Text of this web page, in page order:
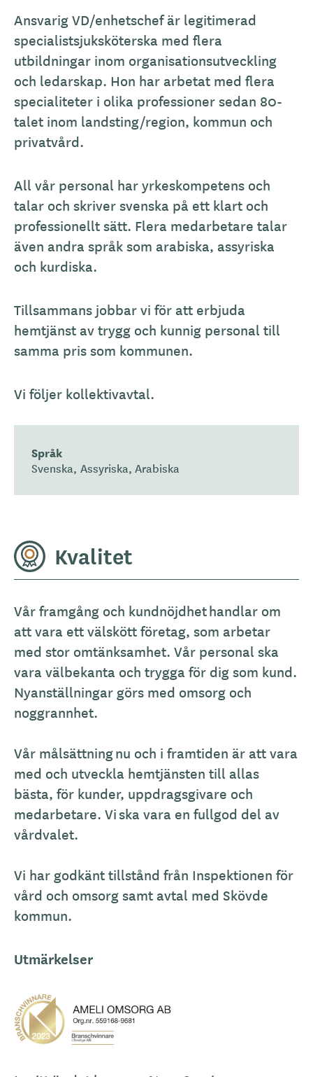
Ansvarig VD/enhetschef är legitimerad
specialistsjuksköterska med flera
utbildningar inom organisationsutveckling
och ledarskap. Hon har arbetat med flera
specialiteter i olika professioner sedan 80-
talet inom landsting/region, kommun och
privatvård.
All vår personal har yrkeskompetens och
talar och skriver svenska på ett klart och
professionellt sätt. Flera medarbetare talar
även andra språk som arabiska, assyriska
och kurdiska.
Tillsammans jobbar vi för att erbjuda
hemtjänst av trygg och kunnig personal till
samma pris som kommunen.
Vi följer kollektivavtal.
Språk
Svenska Assyriska Arabiska
Kvalitet
Vår framgång och kundnöjdhet handlar om
att vara ett välskött företag, som arbetar
med stor omtänksamhet. Vår personal ska
vara välbekanta och trygga för dig som kund.
Nyanställningar görs med omsorg och
noggrannhet.
Vår målsättning nu och i framtiden är att vara
med och utveckla hemtjänsten till allas
bästa, för kunder, uppdragsgivare och
medarbetare. Vi ska vara en fullgod del av
vårdvalet.
Vi har godkänt tillstånd från Inspektionen för
vård och omsorg samt avtal med Skövde
kommun.
Utmärkelser